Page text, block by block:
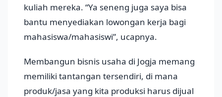
kuliah mereka. “Ya seneng juga saya bisa
bantu menyediakan lowongan kerja bagi
mahasiswa/mahasiswi”, ucapnya.
Membangun bisnis usaha di Jogja memang
memiliki tantangan tersendiri, di mana
produk/jasa yang kita produksi harus dijual